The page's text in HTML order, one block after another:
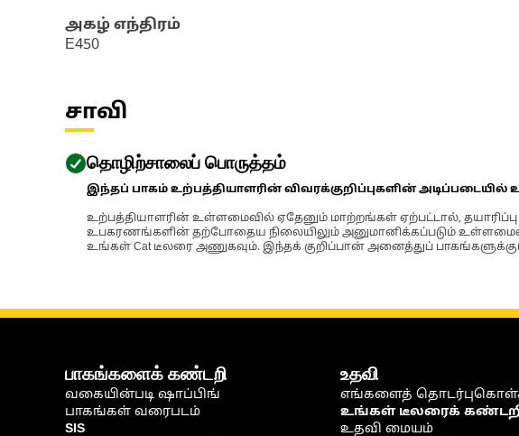
அகழ் எந்திரம்
E450
சாவி
தொழிற்சாலைப் பொருத்தம்
இந்தப் பாகம் உற்பத்தியாளரின் விவரக்குறிப்புகளின்
உற்பத்தியாளரின் உள்ளமைவில் ஏதேனும் மாற்றங்கள் ஏற்பட்டால்,
உபகரணங்களின் தற்போதைய நிலையிலும் அனுமானிக்கப்படும்
உங்கள் Cat டீலரை அணுகவும். இந்தக் குறிப்பான் அனைத்துப்
பாகங்களைக் கண்டறி
வகையின்படி ஷாப்பிங்
பாகங்கள் வரைபடம்
SIS
உதவி
எங்களைத்
உங்கள் டீலரைக்
உதவி மையம்